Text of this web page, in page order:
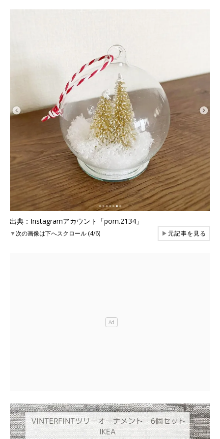
出典：Instagramアカウント「pom.2134」
▼次の画像は下へスクロール (4/6) ▶元記事を見る